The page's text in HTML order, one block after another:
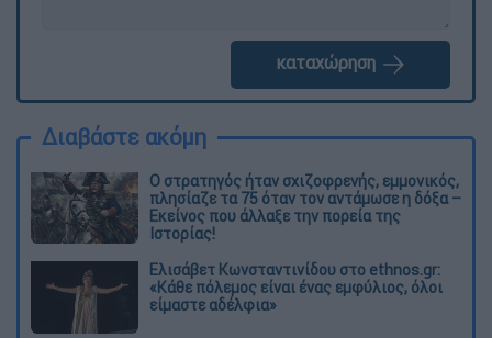
καταχώρηση
Διαβάστε ακόμη
O στρατηγός ήταν σχιζοφρενής, εμμονικός,
πλησίαζε τα 75 όταν τον αντάμωσε η δόξα –
Εκείνος που άλλαξε την πορεία της
Ιστορίας!
Ελισάβετ Κωνσταντινίδου στο ethnos.gr:
«Κάθε πόλεμος είναι ένας εμφύλιος, όλοι
είμαστε αδέλφια»